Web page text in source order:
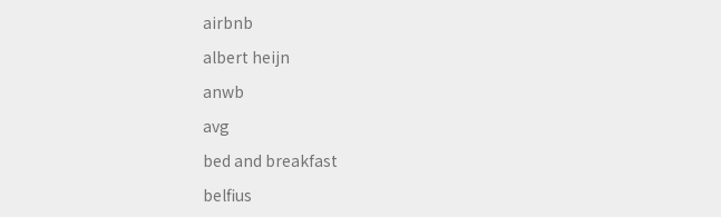
airbnb
albert heijn
anwb
avg
bed and breakfast
belfius